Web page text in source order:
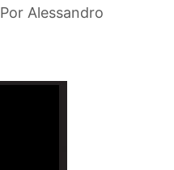
Por Alessandro